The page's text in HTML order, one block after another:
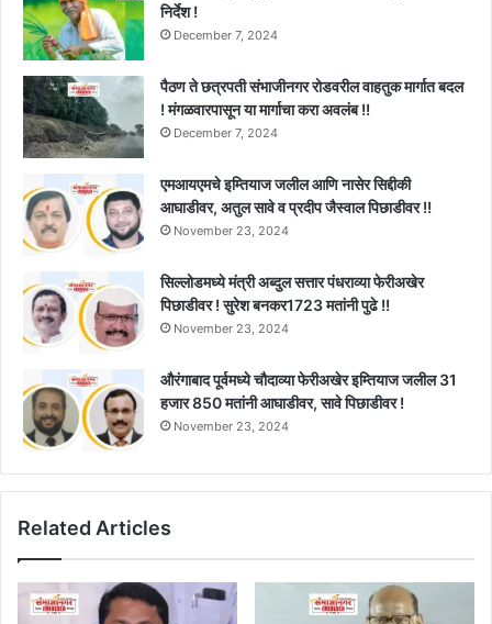
निर्देश !
December 7, 2024
पैठण ते छत्रपती संभाजीनगर रोडवरील वाहतुक मार्गात बदल
! मंगळवारपासून या मार्गाचा करा अवलंब !!
December 7, 2024
एमआयएमचे इम्तियाज जलील आणि नासेर सिद्दीकी
आघाडीवर, अतुल सावे व प्रदीप जैस्वाल पिछाडीवर !!
November 23, 2024
सिल्लोडमध्ये मंत्री अब्दुल सत्तार पंधराव्या फेरीअखेर
पिछाडीवर ! सुरेश बनकर1723 मतांनी पुढे !!
November 23, 2024
औरंगाबाद पूर्वमध्ये चौदाव्या फेरीअखेर इम्तियाज जलील 31
हजार 850 मतांनी आघाडीवर, सावे पिछाडीवर !
November 23, 2024
Related Articles